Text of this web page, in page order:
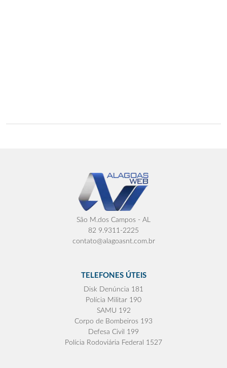
São M.dos Campos - AL
82 9.9311-2225
contato@alagoasnt.com.br
TELEFONES ÚTEIS
Disk Denúncia 181
Polícia Militar 190
SAMU 192
Corpo de Bombeiros 193
Defesa Civil 199
Polícia Rodoviária Federal 1527